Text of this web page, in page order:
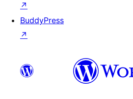
↗
BuddyPress
↗